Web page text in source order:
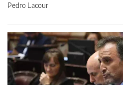
Pedro Lacour